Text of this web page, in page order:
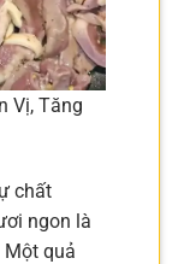
Vị, Tăng
chất
ngon là
quả